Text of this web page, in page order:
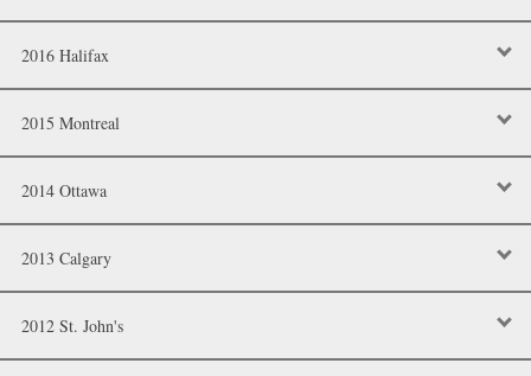
2016 Halifax
2015 Montreal
2014 Ottawa
2013 Calgary
2012 St. John's